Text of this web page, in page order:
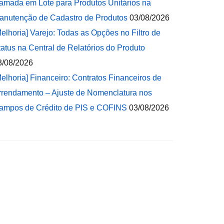
em Lote para Produtos Unitários na
de Cadastro de Produtos 03/08/2026
Varejo: Todas as Opções no Filtro de
na Central de Relatórios do Produto
08/2026
Financeiro: Contratos Financeiros de
– Ajuste de Nomenclatura nos
de Crédito de PIS e COFINS 03/08/2026